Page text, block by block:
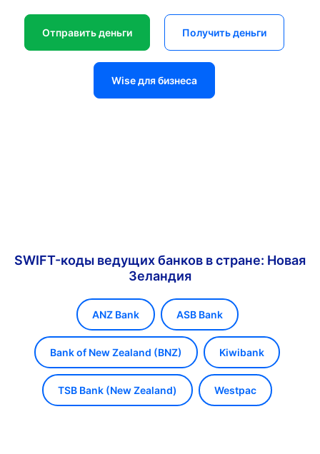
Отправить деньги Получить деньги
Wise для бизнеса
SWIFT-коды ведущих банков в стране: Новая
Зеландия
ANZ Bank ASB Bank
Bank of New Zealand (BNZ) Kiwibank
TSB Bank (New Zealand) Westpac